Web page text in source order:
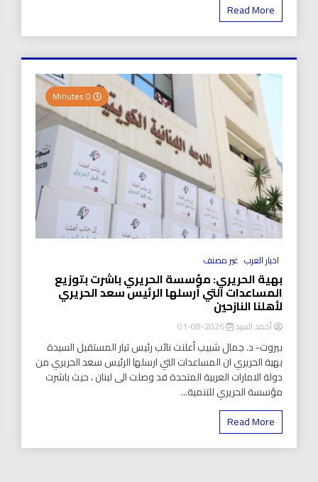
Read More
اخبار العرب غير مصنف
بهية الحريري: مؤسسة الحريري باشرت بتوزيع
المساعدات التي أرسلها الرئيس سعد الحريري
لأهلنا النازحين
أحمد السيد 2026-08-01
بيروت- د. جمال شبيب أعلنت نائب رئيس تيار المستقبل السيدة
بهية الحريري ان المساعدات التي ارسلها الرئيس سعد الحريري من
دولة الامارات العربية المتحدة قد وصلت الى لبنان ، حيث باشرت
مؤسسة الحريري للتنمية...
Read More